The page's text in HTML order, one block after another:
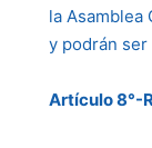
la Asamblea
y podrán
Artículo 8°-